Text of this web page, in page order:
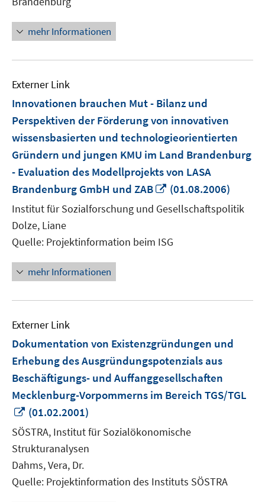
öffnen
mehr Informationen
Externer Link
Innovationen brauchen Mut - Bilanz und
Perspektiven der Förderung von innovativen
wissensbasierten und technologieorientierten
Gründern und jungen KMU im Land Brandenburg
- Evaluation des Modellprojekts von LASA
Brandenburg GmbH und ZAB
In
neuem
Fenster
(01.08.2006)
Institut für Sozialforschung und Gesellschaftspolitik
Dolze, Liane
Quelle: Projektinformation beim ISG
mehr Informationen
Externer Link
Dokumentation von Existenzgründungen und
Erhebung des Ausgründungspotenzials aus
Beschäftigungs- und Auffanggesellschaften
Mecklenburg-Vorpommerns im Bereich TGS/TGL
In
Fenster
öffnen
(01.02.2001)
SÖSTRA, Institut für Sozialökonomische
Strukturanalysen
Dahms, Vera, Dr.
Quelle: Projektinformation des Instituts SÖSTRA